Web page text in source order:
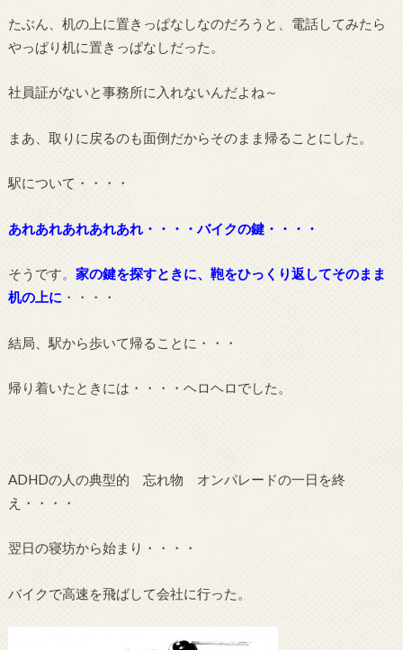
たぶん、机の上に置きっぱなしなのだろうと、電話してみたら
やっぱり机に置きっぱなしだった。
社員証がないと事務所に入れないんだよね～
まあ、取りに戻るのも面倒だからそのまま帰ることにした。
駅について・・・・
あれあれあれあれあれ・・・・バイクの鍵・・・・
そうです。 家の鍵を探すときに、鞄をひっくり返してそのまま
机の上に ・・・・
結局、駅から歩いて帰ることに・・・
帰り着いたときには・・・・ヘロヘロでした。
ADHDの人の典型的 忘れ物 オンパレードの一日を終
え・・・・
翌日の寝坊から始まり・・・・
バイクで高速を飛ばして会社に行った。